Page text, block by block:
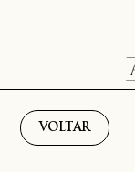
VOLTAR